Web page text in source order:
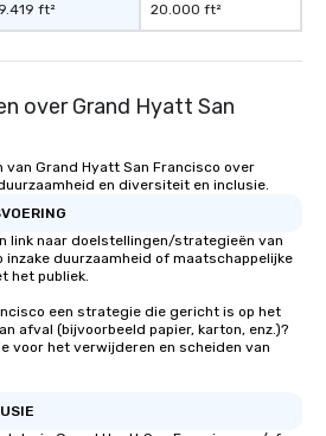
leave. Location, Location, Location
One of the best
restaurants are within
members a chance
itinerary. You Get a Dinner and a Show
knowledgeable,
who leads the group
ft² 20.000 ft²
over Grand Hyatt San
Grand Hyatt San Francisco over
en diversiteit en inclusie.
link naar doelstellingen/strategieën van
inzake duurzaamheid of maatschappelijke
het publiek.
een strategie die gericht is op het
afval (bijvoorbeeld papier, karton, enz.)?
voor het verwijderen en scheiden van